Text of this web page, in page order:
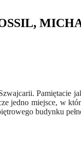
Pamiętacie
jedno miejsce, w
budynku